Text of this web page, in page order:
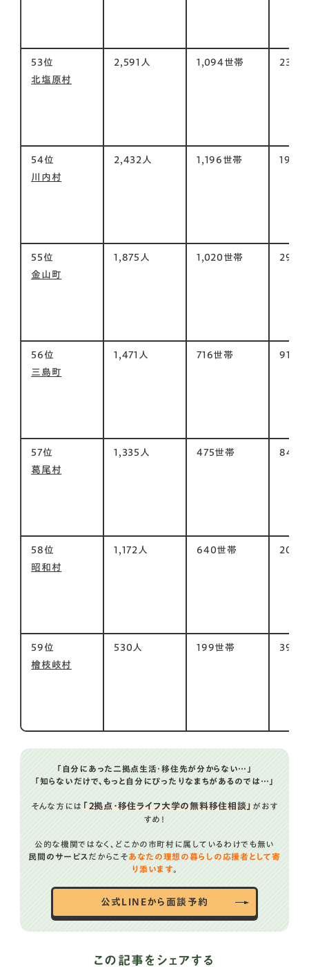
53位
北塩原村
2,591人 1,094世帯 234㎡
54位
川内村
2,432人 1,196世帯 197㎡
55位
金山町
1,875人 1,020世帯 294㎡
56位
三島町
1,471人 716世帯 91㎡
57位
葛尾村
1,335人 475世帯 84㎡
58位
昭和村
1,172人 640世帯 209㎡
59位
檜枝岐村
530人 199世帯 390㎡
「自分にあった二拠点生活・移住先が分からない…」
「知らないだけで、もっと自分にぴったりなまちがあるのでは…」
そんな方には「２拠点・移住ライフ大学の無料移住相談」がおす
すめ！
公的な機関ではなく、どこかの市町村に属しているわけでも無い
民間のサービス だからこそあなたの理想の暮らしの応援者として寄
り添います。
公式LINEから面談予約
この記事をシェアする